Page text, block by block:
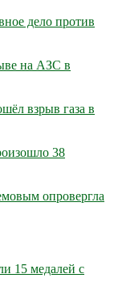
дело против
на АЗС в
взрыв газа в
38
опровергла
15 медалей с